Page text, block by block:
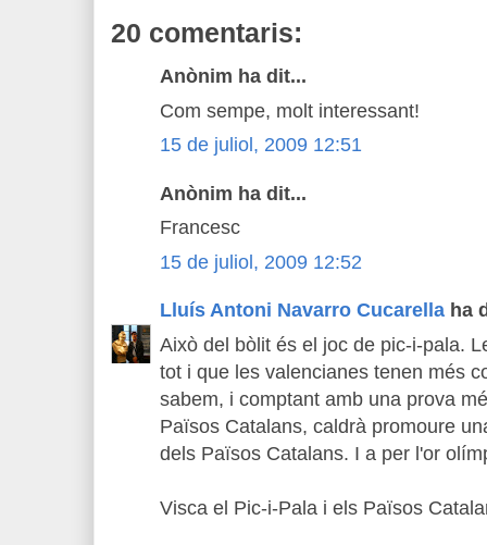
20 comentaris:
Anònim ha dit...
Com sempe, molt interessant!
15 de juliol, 2009 12:51
Anònim ha dit...
Francesc
15 de juliol, 2009 12:52
Lluís Antoni Navarro Cucarella ha
Això del bòlit és el joc de pic-i-pala.
tot i que les valencianes tenen més
sabem, i comptant amb una prova
Països Catalans, caldrà promoure
dels Països Catalans. I a per l'or
Visca el Pic-i-Pala i els Països